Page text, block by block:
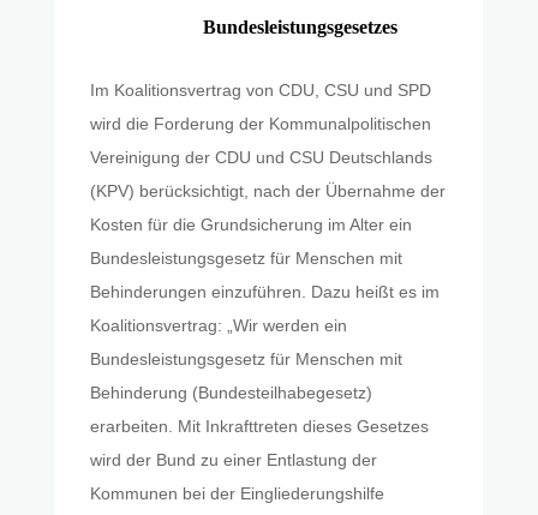
Bundesleistungsgesetzes
Im Koalitionsvertrag von CDU, CSU und SPD
wird die Forderung der Kommunalpolitischen
Vereinigung der CDU und CSU Deutschlands
(KPV) berücksichtigt, nach der Übernahme der
Kosten für die Grundsicherung im Alter ein
Bundesleistungsgesetz für Menschen mit
Behinderungen einzuführen. Dazu heißt es im
Koalitionsvertrag: „Wir werden ein
Bundesleistungsgesetz für Menschen mit
Behinderung (Bundesteilhabegesetz)
erarbeiten. Mit Inkrafttreten dieses Gesetzes
wird der Bund zu einer Entlastung der
Kommunen bei der Eingliederungshilfe